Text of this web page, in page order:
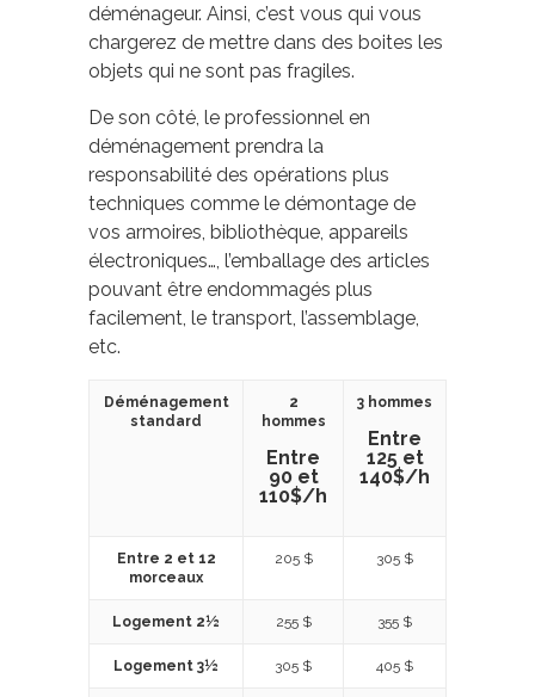
déménageur. Ainsi, c’est vous qui vous
chargerez de mettre dans des boites les
objets qui ne sont pas fragiles.
De son côté, le professionnel en
déménagement prendra la
responsabilité des opérations plus
techniques comme le démontage de
vos armoires, bibliothèque, appareils
électroniques…, l’emballage des articles
pouvant être endommagés plus
facilement, le transport, l’assemblage,
etc.
Déménagement
standard
2
hommes
Entre
90 et
110$/h
3 hommes
Entre
125 et
140$/h
Entre 2 et 12
morceaux
205 $ 305 $
Logement 2½ 255 $ 355 $
Logement 3½ 305 $ 405 $